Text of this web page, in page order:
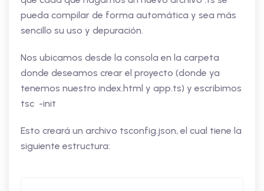
pueda compilar de forma automática y sea más
sencillo su uso y depuración.
Nos ubicamos desde la consola en la carpeta
donde deseamos crear el proyecto (donde ya
tenemos nuestro index.html y app.ts) y escribimos
tsc -init
Esto creará un archivo tsconfig.json, el cual tiene la
siguiente estructura: